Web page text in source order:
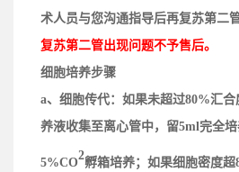
术人员与您沟通指导后再复苏第二管
复苏第二管出现问题不予售后。
细胞培养步骤
a、 细胞传代： 如果未超过80%汇
养液收集至离心管中，留5ml完全
5%CO
2
孵箱培养； 如果细胞密度超